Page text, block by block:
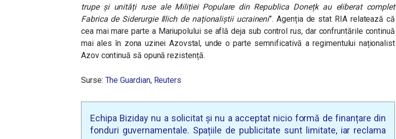
trupe și unități ruse ale Miliției Populare din Republica Donețk au eliberat complet
Fabrica de Siderurgie Illich de naționaliștii ucraineni”. Agenția de stat RIA relatează că
cea mai mare parte a Mariupolului se află deja sub control rus, dar confruntările continuă
mai ales în zona uzinei Azovstal, unde o parte semnificativă a regimentului naționalist
Azov continuă să opună rezistență.
Surse: The Guardian, Reuters
Echipa Biziday nu a solicitat și nu a acceptat nicio formă de finanțare din
fonduri guvernamentale. Spațiile de publicitate sunt limitate, iar reclama